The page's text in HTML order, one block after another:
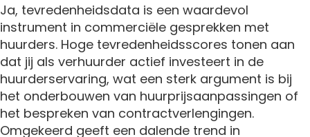
Ja, tevredenheidsdata is een waardevol
instrument in commerciële gesprekken met
huurders. Hoge tevredenheidsscores tonen aan
dat jij als verhuurder actief investeert in de
huurderservaring, wat een sterk argument is bij
het onderbouwen van huurprijsaanpassingen of
het bespreken van contractverlengingen.
Omgekeerd geeft een dalende trend in